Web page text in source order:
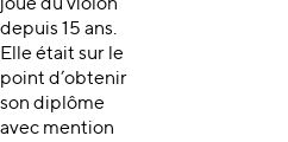
joue du violon
depuis 15 ans.
Elle était sur le
point d’obtenir
son diplôme
avec mention